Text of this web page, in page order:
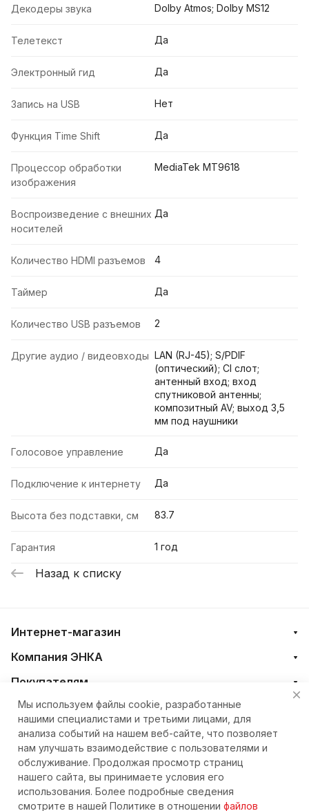
Декодеры звука Dolby Atmos; Dolby MS12
Телетекст Да
Электронный гид Да
Запись на USB Нет
Функция Time Shift Да
Процессор обработки
изображения
MediaTek MT9618
Воспроизведение с внешних
носителей
Да
Количество HDMI разъемов 4
Таймер Да
Количество USB разъемов 2
Другие аудио / видеовходы LAN (RJ-45); S/PDIF
(оптический); СI слот;
антенный вход; вход
спутниковой антенны;
композитный AV; выход 3,5
мм под наушники
Голосовое управление Да
Подключение к интернету Да
Высота без подставки, см 83.7
Гарантия 1 год
Назад к списку
Интернет-магазин
Компания ЭНКА
Покупателям
+7 (4212) 23-33-33
eshop@nkteh.ru
© 2026 Интернет-магазин ЭНКА техника
Мы используем файлы cookie, разработанные
нашими специалистами и третьими лицами, для
анализа событий на нашем веб-сайте, что позволяет
нам улучшать взаимодействие с пользователями и
обслуживание. Продолжая просмотр страниц
нашего сайта, вы принимаете условия его
использования. Более подробные сведения
смотрите в нашей Политике в отношении файлов